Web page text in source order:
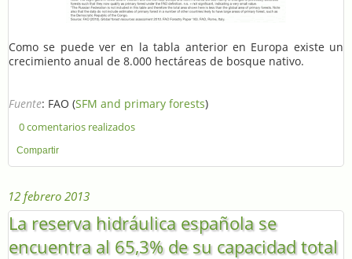
Como se puede ver en la tabla anterior en Europa existe un
crecimiento anual de 8.000 hectáreas de bosque nativo.
Fuente: FAO (SFM and primary forests)
0 comentarios realizados
Compartir
12 febrero 2013
La reserva hidráulica española se
encuentra al 65,3% de su capacidad total